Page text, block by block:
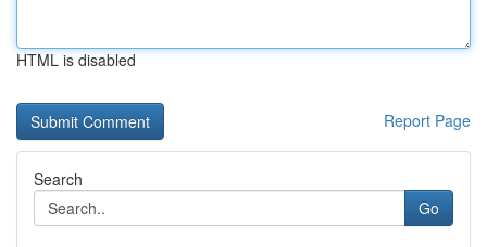
HTML is disabled
Report Page
Search
Go